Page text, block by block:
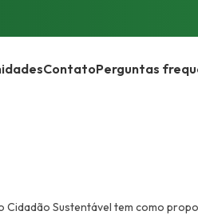
ContatoPerguntas
Sustentável tem como